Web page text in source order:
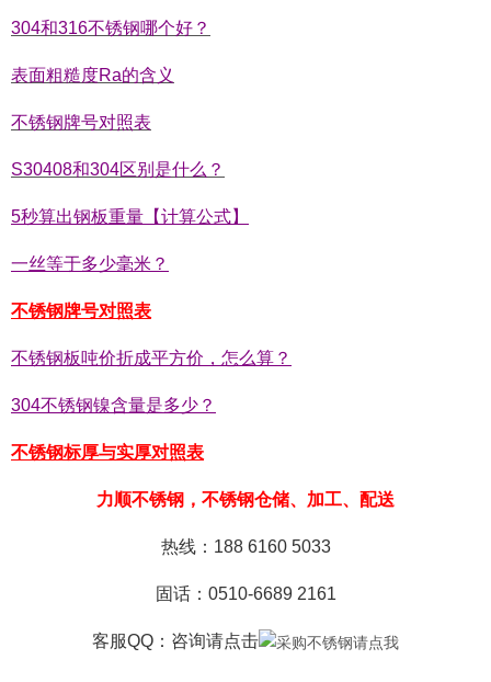
304和316不锈钢哪个好？
表面粗糙度Ra的含义
不锈钢牌号对照表
S30408和304区别是什么？
5秒算出钢板重量【计算公式】
一丝等于多少毫米？
不锈钢牌号对照表
不锈钢板吨价折成平方价，怎么算？
304不锈钢镍含量是多少？
不锈钢标厚与实厚对照表
力顺不锈钢，不锈钢仓储、加工、配送
热线：188 6160 5033
固话：0510-6689 2161
客服QQ：咨询请点击